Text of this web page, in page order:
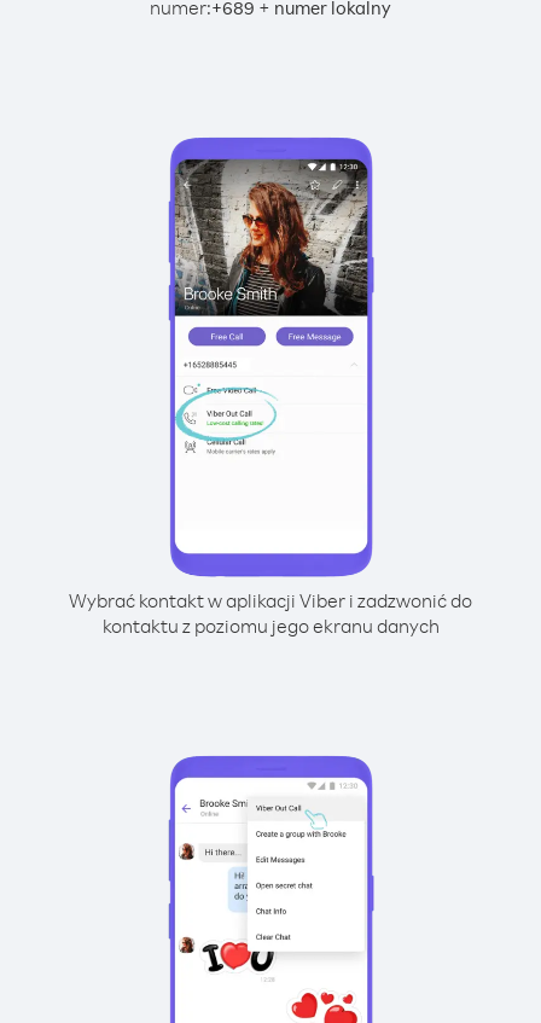
numer:+689 + numer lokalny
Wybrać kontakt w aplikacji Viber i zadzwonić do
kontaktu z poziomu jego ekranu danych